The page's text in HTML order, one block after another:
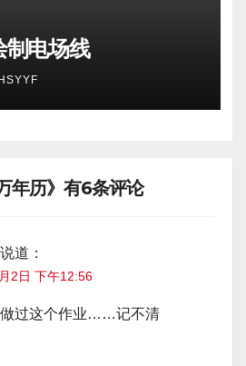
制电场线
HSYYF
年历》有6条评论
说道：
2日 下午12:56
做过这个作业……记不清